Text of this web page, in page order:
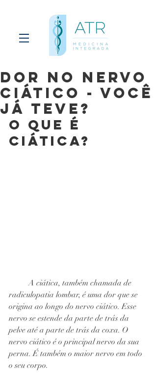
Dor no nervo
ciático - você
já teve?
O que é
ciática?
A ciática, também chamada de
radiculopatia lombar, é uma dor que se
origina ao longo do nervo ciático. Esse
nervo se estende da parte de trás da
pelve até a parte de trás da coxa. O
nervo ciático é o principal nervo da sua
perna. É também o maior nervo em todo
o seu corpo.